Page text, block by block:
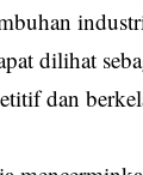
dilihat
dan